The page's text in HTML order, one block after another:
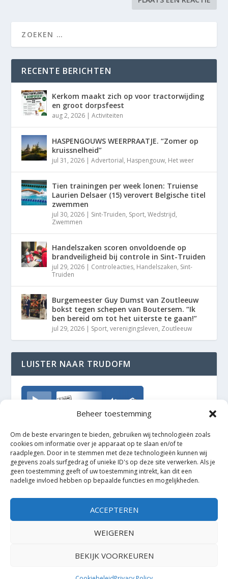
Beheer toestemming
Om de beste ervaringen te bieden, gebruiken wij technologieën zoals
cookies om informatie over je apparaat op te slaan en/of te
raadplegen. Door in te stemmen met deze technologieën kunnen wij
gegevens zoals surfgedrag of unieke ID's op deze site verwerken. Als je
geen toestemming geeft of uw toestemming intrekt, kan dit een
nadelige invloed hebben op bepaalde functies en mogelijkheden.
ACCEPTEREN
WEIGEREN
BEKIJK VOORKEUREN
RECENTE BERICHTEN
Kerkom maakt zich op voor tractorwijding
en groot dorpsfeest
aug 2, 2026 |Activiteiten
HASPENGOUWS WEERPRAATJE. “Zomer op
kruissnelheid”
jul 31, 2026 |Advertorial, Haspengouw, Het weer
Tien trainingen per week lonen: Truiense
Laurien Delsaer (15) verovert Belgische titel
zwemmen
jul 30, 2026 | Sint-Truiden, Sport,Wedstrijd,
Zwemmen
Handelszaken scoren onvoldoende op
brandveiligheid bij controle in Sint-Truiden
jul 29, 2026 | Controleacties, Handelszaken, Sint-
Truiden
Burgemeester Guy Dumst van Zoutleeuw
bokst tegen schepen van Boutersem. “Ik
ben bereid om tot het uiterste te gaan!”
jul 29, 2026 | Sport,verenigingsleven, Zoutleeuw
LUISTER NAAR TRUDOFM
TrudoFM
Elegant Themes| Mogelijk gemaakt door